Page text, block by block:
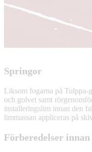
Springor
Liksom fogarna på Tulppa-
och golvet samt
installeringslim innan den
limmassan appliceras på
Förberedelser